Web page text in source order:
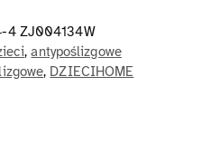
4 ZJ004134W
,antypoślizgowe
, DZIECIHOME